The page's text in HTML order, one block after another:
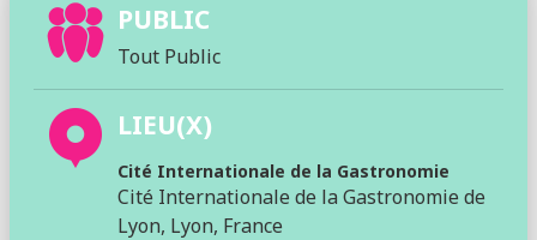
PUBLIC
Tout Public
LIEU(X)
Cité Internationale de la Gastronomie
Cité Internationale de la Gastronomie de
Lyon, Lyon, France